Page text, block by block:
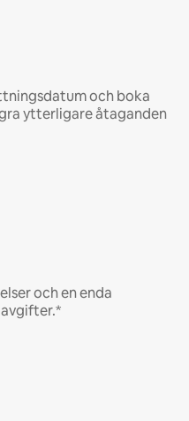
och boka
ytterligare åtaganden
och en enda